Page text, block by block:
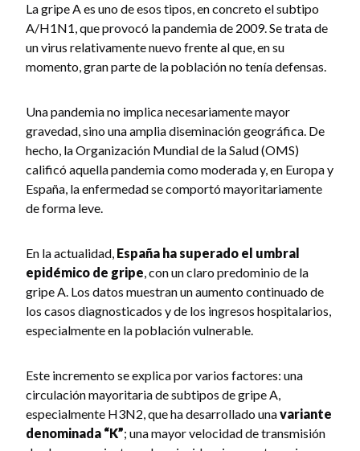
La gripe A es uno de esos tipos, en concreto el subtipo
A/H1N1, que provocó la pandemia de 2009. Se trata de
un virus relativamente nuevo frente al que, en su
momento, gran parte de la población no tenía defensas.
Una pandemia no implica necesariamente mayor
gravedad, sino una amplia diseminación geográfica. De
hecho, la Organización Mundial de la Salud (OMS)
calificó aquella pandemia como moderada y, en Europa y
España, la enfermedad se comportó mayoritariamente
de forma leve.
En la actualidad, España ha superado el umbral
epidémico de gripe, con un claro predominio de la
gripe A. Los datos muestran un aumento continuado de
los casos diagnosticados y de los ingresos hospitalarios,
especialmente en la población vulnerable.
Este incremento se explica por varios factores: una
circulación mayoritaria de subtipos de gripe A,
especialmente H3N2, que ha desarrollado unavariante
denominada “K”; una mayor velocidad de transmisión